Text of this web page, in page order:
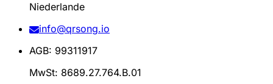
Niederlande
info@qrsong.io
AGB: 99311917
MwSt: 8689.27.764.B.01